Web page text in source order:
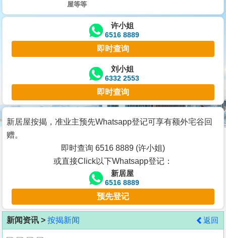
交
业
主
宅
谷
按
客
地
屋等等
许小姐
6516 8889
即时查询
刘小姐
6332 2553
即时查询
新居屋按揭，准业主预先Whatsapp登记可享有额外宅谷回
赠。
即时查询 6516 8889 (许小姐)
或直接Click以下Whatsapp登记：
新居屋
6516 8889
预先登记
新闻资讯 > 按揭新闻 返回